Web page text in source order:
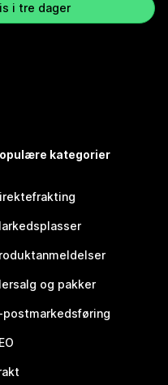
i tre dager
kategorier
og pakker
postmarkedsføring